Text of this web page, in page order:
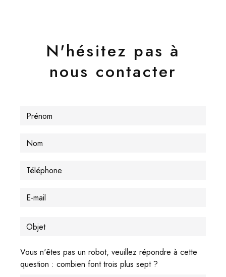
N'hésitez pas à
nous contacter
Vous n'êtes pas un robot, veuillez répondre à cette
question : combien font trois plus sept ?